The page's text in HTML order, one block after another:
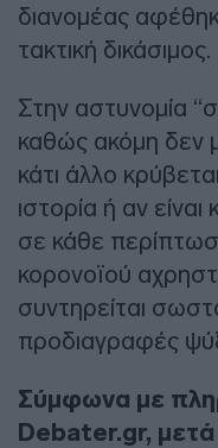
διανομέας
τακτική δικάσιμος.
Στην αστυνομία
καθώς ακόμη δεν
κάτι άλλο
ιστορία ή αν
σε κάθε
κορονοϊού
συντηρείται
προδιαγραφές
Σύμφωνα με
Debater.gr, μετά